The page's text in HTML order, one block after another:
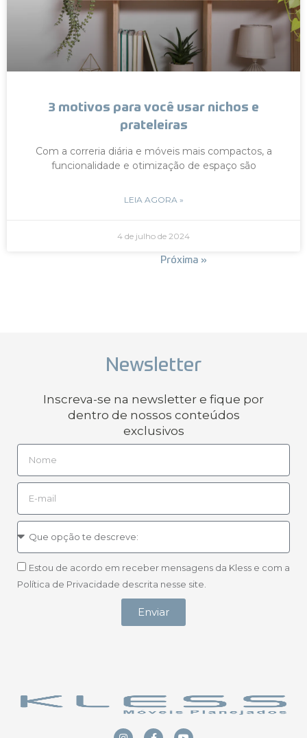
3 motivos para você usar nichos e
prateleiras
Com a correria diária e móveis mais compactos, a
funcionalidade e otimização de espaço são
LEIA AGORA »
4 de julho de 2024
Próxima »
Newsletter
Inscreva-se na newsletter e fique por
dentro de nossos conteúdos
exclusivos
Estou de acordo em receber mensagens da Kless e com a
Política de Privacidade descrita nesse site.
Enviar